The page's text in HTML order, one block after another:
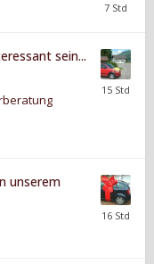
sein...
unserem